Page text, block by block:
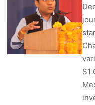
S1